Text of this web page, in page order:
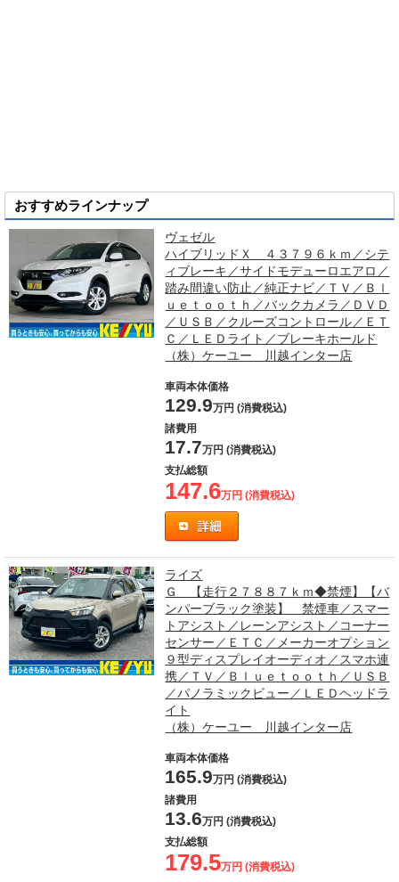
おすすめラインナップ
ヴェゼル
ハイブリッドＸ ４３７９６ｋｍ／シテ
ィブレーキ／サイドモデューロエアロ／
踏み間違い防止／純正ナビ／ＴＶ／Ｂｌ
ｕｅｔｏｏｔｈ／バックカメラ／ＤＶＤ
／ＵＳＢ／クルーズコントロール／ＥＴ
Ｃ／ＬＥＤライト／ブレーキホールド
（株）ケーユー 川越インター店
車両本体価格
129.9万円 (消費税込)
諸費用
17.7万円 (消費税込)
支払総額
147.6万円 (消費税込)
ライズ
Ｇ 【走行２７８８７ｋｍ◆禁煙】【バ
ンパーブラック塗装】 禁煙車／スマー
トアシスト／レーンアシスト／コーナー
センサー／ＥＴＣ／メーカーオプション
９型ディスプレイオーディオ／スマホ連
携／ＴＶ／Ｂｌｕｅｔｏｏｔｈ／ＵＳＢ
／パノラミックビュー／ＬＥＤヘッドラ
イト
（株）ケーユー 川越インター店
車両本体価格
165.9万円 (消費税込)
諸費用
13.6万円 (消費税込)
支払総額
179.5万円 (消費税込)